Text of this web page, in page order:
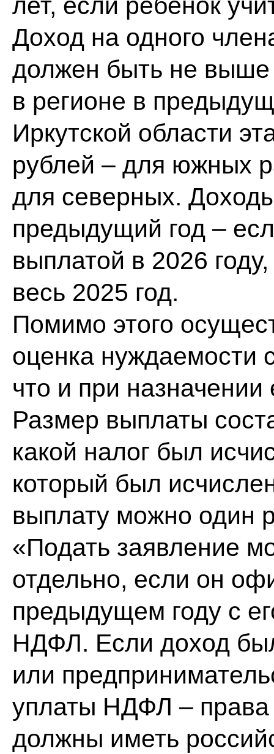
лет, если ребенок
Доход на одного
должен быть не выше
в регионе в
Иркутской области
рублей – для южных
для северных.
предыдущий год –
выплатой в 2026
весь 2025 год.
Помимо этого
оценка нуждаемости
что и при назначении
Размер выплаты
какой налог был
который был
выплату можно один
«Подать заявление
отдельно, если он
предыдущем году с
НДФЛ. Если доход
или
уплаты НДФЛ – права
должны иметь